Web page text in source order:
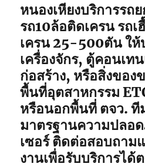
หนองเหียงบริการรถ
รถ10ล้อติดเครน รถ
เครน 25-500ตัน ให้
เครื่องจักร, ตู้คอนเท
ก่อสร้าง, หรือสิ่งขอ
พื้นที่อุตสาหกรรม
หรือนอกพื้นที่ ตจว.
มาตรฐานความปลอ
เซอร์ ติดต่อสอบถาม
งานเพื่อรับบริการได้